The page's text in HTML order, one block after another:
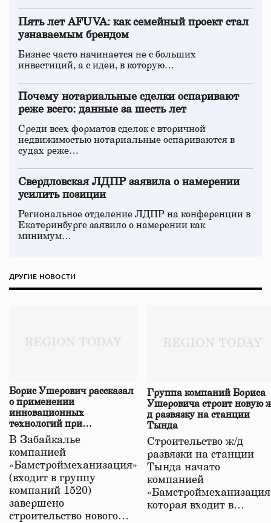
Пять лет AFUVA: как семейный проект стал
узнаваемым брендом
Бизнес часто начинается не с больших
инвестиций, а с идеи, в которую…
Почему нотариальные сделки оспаривают
реже всего: данные за шесть лет
Среди всех форматов сделок с вторичной
недвижимостью нотариальные оспариваются в
судах реже…
Свердловская ЛДПР заявила о намерении
усилить позиции
Региональное отделение ЛДПР на конференции в
Екатеринбурге заявило о намерении как
минимум…
ДРУГИЕ НОВОСТИ
Борис Ушерович рассказал
о применении
инновационных
технологий при
строительстве нового моста
в Забайкалье
В Забайкалье
компанией
«Бамстроймеханизация»
(входит в группу
компаний 1520)
завершено
строительство нового…
Группа компаний Бориса
Ушеровича строит новую
д развязку на станции
Тында
Строительство ж/д
развязки на станции
Тында начато
компанией
которая входит в…